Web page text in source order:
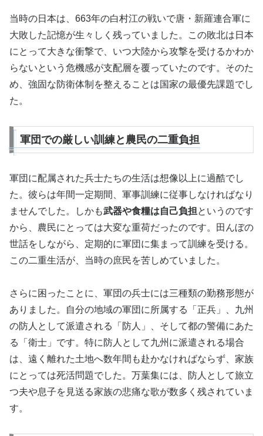
当時の日本は、663年の白村江の戦いで唐・新羅連合軍に
大敗した記憶が生々しく残っていました。この敗北は日本
にとって大きな衝撃で、いつ大陸から攻撃を受けるかわか
らないという危機感が支配層を覆っていたのです。そのた
め、強固な防衛体制を整えることは国家の最優先課題でし
た。
軍団での厳しい訓練と農民の二重負担
軍団に配属された兵士たちの生活は想像以上に過酷でし
た。彼らは年間一定期間、軍事訓練に従事しなければなり
ませんでした。しかも武器や食糧は自己負担というのです
から、農民にとっては大変な重荷だったのです。田んぼの
世話をしながら、定期的に軍団に集まって訓練を受ける。
この二重生活が、当時の庶民を苦しめていました。
さらに困ったことに、軍団の兵士には三種類の勤務形態が
ありました。自分の地域の軍団に所属する「正兵」、九州
の防人として派遣される「防人」、そして都の警備にあた
る「衛士」です。特に防人として九州に派遣される場合
は、遠く離れた土地へ数年間も赴かなければならず、家族
にとっては死活問題でした。万葉集には、防人として旅立
つ夫や息子を見送る家族の悲痛な歌が数多く残されていま
す。